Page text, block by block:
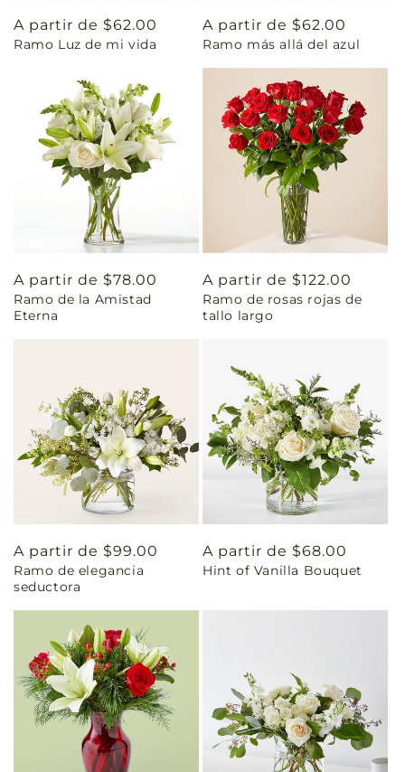
Precio
habitual
A partir de $62.00
Ramo Luz de mi vida
Precio
habitual
A partir de $62.00
Ramo más allá del azul
Precio
habitual
A partir de $78.00
Ramo de la Amistad
Eterna
Precio
habitual
A partir de $122.00
Ramo de rosas rojas de
tallo largo
Precio
habitual
A partir de $99.00
Ramo de elegancia
seductora
Precio
habitual
A partir de $68.00
Hint of Vanilla Bouquet